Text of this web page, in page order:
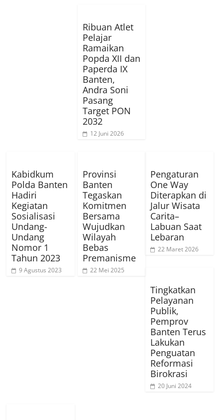
Ribuan Atlet
Pelajar
Ramaikan
Popda XII dan
Paperda IX
Banten,
Andra Soni
Pasang
Target PON
2032
12 Juni 2026
Kabidkum
Polda Banten
Hadiri
Kegiatan
Sosialisasi
Undang-
Undang
Nomor 1
Tahun 2023
9 Agustus 2023
Provinsi
Banten
Tegaskan
Komitmen
Bersama
Wujudkan
Wilayah
Bebas
Premanisme
22 Mei 2025
Pengaturan
One Way
Diterapkan di
Jalur Wisata
Carita–
Labuan Saat
Lebaran
22 Maret 2026
Tingkatkan
Pelayanan
Publik,
Pemprov
Banten Terus
Lakukan
Penguatan
Reformasi
Birokrasi
20 Juni 2024